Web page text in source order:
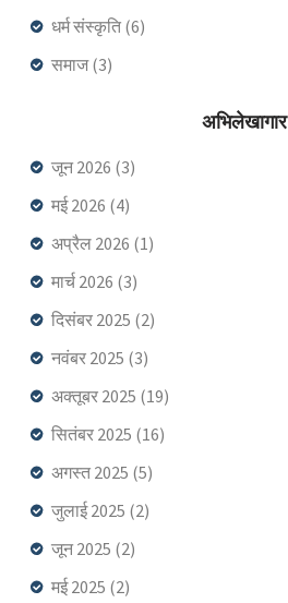
धर्म संस्कृति (6)
समाज(3)
अभिलेखागार
जून 2026 (3)
मई 2026 (4)
अप्रैल 2026 (1)
मार्च 2026 (3)
दिसंबर 2025 (2)
नवंबर 2025 (3)
अक्तूबर 2025 (19)
सितंबर 2025 (16)
अगस्त 2025 (5)
जुलाई 2025 (2)
जून 2025 (2)
मई 2025 (2)